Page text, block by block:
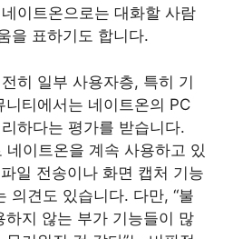
이트온으로는 대화할 사람
을 표하기도 합니다.
히 일부 사용자층, 특히 기
티에서는 네이트온의 PC
하다는 평가를 받습니다.
네이트온을 계속 사용하고 있
일 전송이나 화면 캡처 기능
의견도 있습니다. 다만, “불
하지 않는 부가 기능들이 많